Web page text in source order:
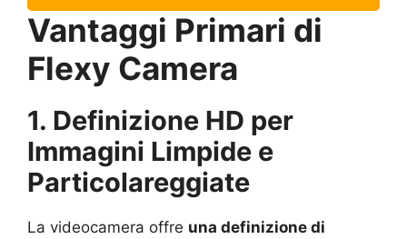
Vantaggi Primari di
Flexy Camera
1. Definizione HD per
Immagini Limpide e
Particolareggiate
La videocamera offre una definizione di